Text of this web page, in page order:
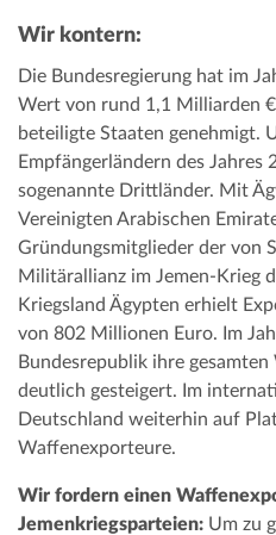
Wir kontern:
Die Bundesregierung hat im
Wert von rund 1,1 Milliarden
beteiligte Staaten genehmigt.
Empfängerländern des
sogenannte Drittländer. Mit
Vereinigten Arabischen
Gründungsmitglieder der von
Militärallianz im Jemen-Krieg
Kriegsland Ägypten erhielt
von 802 Millionen Euro. Im
Bundesrepublik ihre
deutlich gesteigert. Im
Deutschland weiterhin auf
Waffenexporteure.
Wir fordern einen
Jemenkriegsparteien: Um zu